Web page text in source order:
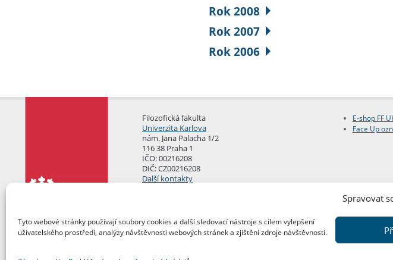
Spravovat
Tyto webové stránky používají soubory cookies a další sledovací nástroje s cílem vylepšení
uživatelského prostředí, analýzy návštěvnosti webových stránek a zjištění zdroje návštěvnosti.
Rok 2008
Rok 2007
Rok 2006
Filozofická fakulta
Univerzita Karlova
nám. Jana Palacha 1/2
116 38 Praha 1
IČO: 00216208
DIČ: CZ00216208
Další kontakty
E-shop FF
Face Up